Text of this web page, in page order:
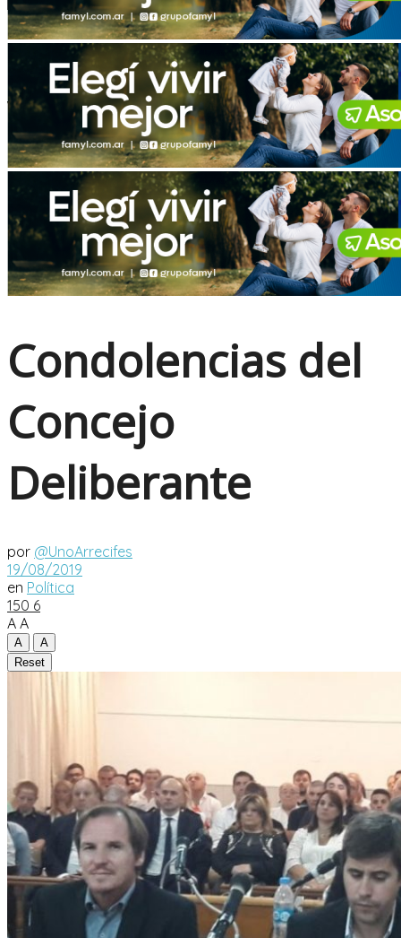
No Result
View All Result
Condolencias del
Concejo
Deliberante
por @UnoArrecifes
19/08/2019
en Política
150 6
A A
A
A
Reset